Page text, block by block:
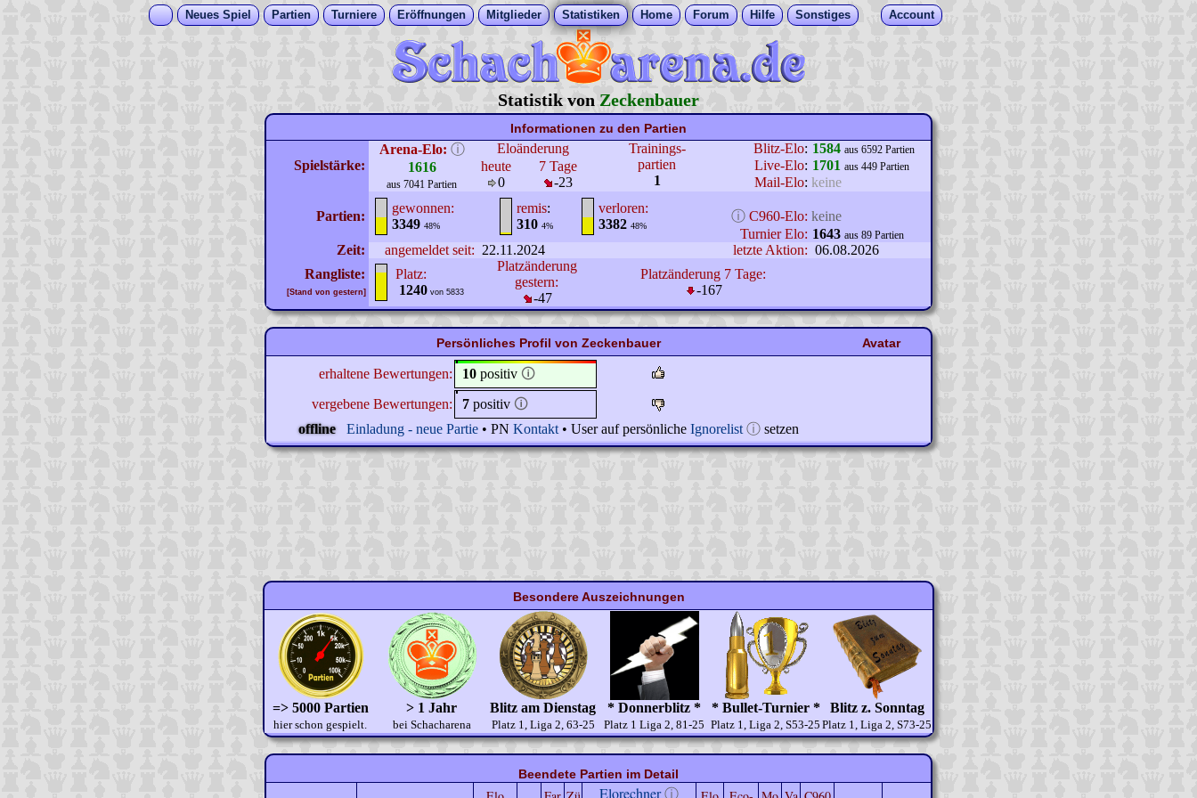
Neues Spiel Partien Turniere Eröffnungen Mitglieder Statistiken Home Forum Hilfe Sonstiges Account
Statistik von Zeckenbauer
Informationen zu den Partien
Spielstärke:
Arena-Elo: ⓘ
1616
aus 7041 Partien
Eloänderung
Trainings-
partien
1
Blitz-Elo: 1584 aus 6592 Partien
heute
0
7 Tage
-23
Live-Elo: 1701 aus 449 Partien
Mail-Elo: keine
Partien:
gewonnen:
3349 48%
remis:
310 4%
verloren:
3382 48%
ⓘ C960-Elo: keine
Turnier Elo: 1643 aus 89 Partien
Zeit: angemeldet seit: 22.11.2024 letzte Aktion: 06.08.2026
Rangliste:
[Stand von gestern]
Platz:
1240 von 5833
Platzänderung
gestern:
-47
Platzänderung 7 Tage:
-167
Persönliches Profil von Zeckenbauer Avatar
erhaltene Bewertungen: 10 positiv 🛈
vergebene Bewertungen:
7 positiv 🛈
offline
Einladung - neue Partie • PN Kontakt • User auf persönliche Ignorelist ⓘ setzen
Besondere Auszeichnungen
=> 5000 Partien
hier schon gespielt.
> 1 Jahr
bei Schacharena
Blitz am Dienstag
Platz 1, Liga 2, 63-25
* Donnerblitz *
Platz 1 Liga 2, 81-25
* Bullet-Turnier *
Platz 1, Liga 2, S53-25
Blitz z. Sonntag
Platz 1, Liga 2, S73-25
Beendete Partien im Detail
Elorechnerⓘ